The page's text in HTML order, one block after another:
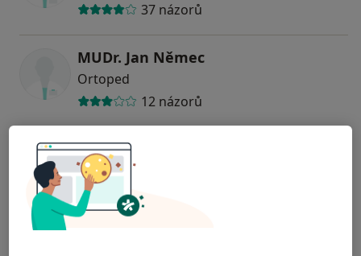
37 názorů
MUDr. Jan Němec
Ortoped
12 názorů
MUDr. Jan Kotaška
Ortoped
25 názorů